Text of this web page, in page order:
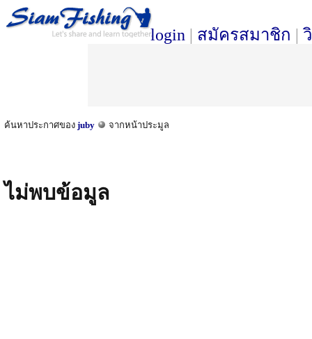
login | สมัครสมาชิก |
ค้นหาประกาศของ juby จากหน้าประมูล
ไม่พบข้อมูล